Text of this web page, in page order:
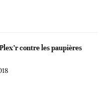
contre les paupières